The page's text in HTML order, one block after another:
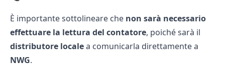
È importante sottolineare che non sarà necessario
effettuare la lettura del contatore, poiché sarà il
distributore localea comunicarla direttamente a
NWG.